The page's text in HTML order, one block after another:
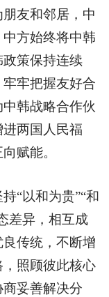
友和邻居，中
方始终将中韩
策保持连续
牢把握友好合
韩战略合作伙
两国人民福
赋能。
“以和为贵”“和
差异，相互成
传统，不断增
照顾彼此核心
妥善解决分